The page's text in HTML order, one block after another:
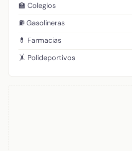
🏫 Colegios
⛽ Gasolineras
💊 Farmacias
🤸 Polideportivos